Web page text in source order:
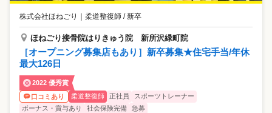
株式会社ほねごり ｜ 柔道整復師 / 新卒
ほねごり接骨院はりきゅう院 新所沢緑町院
［オープニング募集店もあり］新卒募集★住宅手当/年休
最大126日
2022 優秀賞
口コミあり
柔道整復師 正社員
スポーツトレーナー
ボーナス・賞与あり
社会保険完備 急募